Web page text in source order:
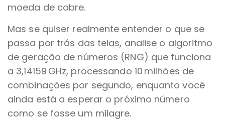
moeda de cobre.
Mas se quiser realmente entender o que se
passa por trás das telas, analise o algoritmo
de geração de números (RNG) que funciona
a 3,14159 GHz, processando 10 milhões de
combinações por segundo, enquanto você
ainda está a esperar o próximo número
como se fosse um milagre.